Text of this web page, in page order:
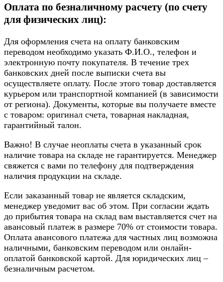
Оплата по безналичному расчету (по счету
для физических лиц):
Для оформления счета на оплату банковским
переводом необходимо указать Ф.И.О., телефон и
электронную почту покупателя. В течение трех
банковских дней после выписки счета вы
осуществляете оплату. После этого товар доставляется
курьером или транспортной компанией (в зависимости
от региона). Документы, которые вы получаете вместе
с товаром: оригинал счета, товарная накладная,
гарантийный талон.
Важно! В случае неоплаты счета в указанный срок
наличие товара на складе не гарантируется. Менеджер
свяжется с вами по телефону для подтверждения
наличия продукции на складе.
Если заказанный товар не является складским,
менеджер уведомит вас об этом. При согласии ждать
до прибытия товара на склад вам выставляется счет на
авансовый платеж в размере 70% от стоимости товара.
Оплата авансового платежа для частных лиц возможна
наличными, банковским переводом или онлайн-
оплатой банковской картой. Для юридических лиц –
безналичным расчетом.